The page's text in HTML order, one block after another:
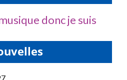
donc je suis